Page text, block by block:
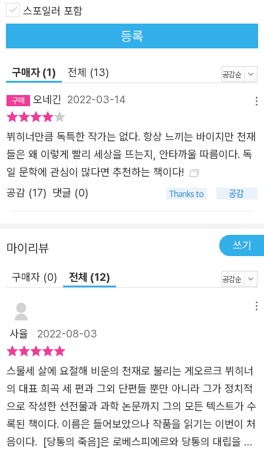
스포일러 포함
등록
구매자 (1) 전체 (13)
오네긴 2022-03-14
뷔히너만큼 독특한 작가는 없다. 항상 느끼는 바이지만 천재
들은 왜 이렇게 빨리 세상을 뜨는지, 안타까울 따름이다. 독
일 문학에 관심이 많다면 추천하는 책이다!
공감 (17) 댓글 (0)
마이리뷰 쓰기
구매자 (0) 전체 (12)
사율 2022-08-03
스물세 살에 요절해 비운의 천재로 불리는 게오르크 뷔히너
의 대표 희곡 세 편과 그외 단편들 뿐만 아니라 그가 정치적
으로 작성한 선전물과 과학 논문까지 그의 모든 텍스트가 수
록된 책이다. 이름은 들어보았으나 작품을 읽기는 이번이 처
음이다. [당통의 죽음]은 로베스피에르와 당통의 대립을 시